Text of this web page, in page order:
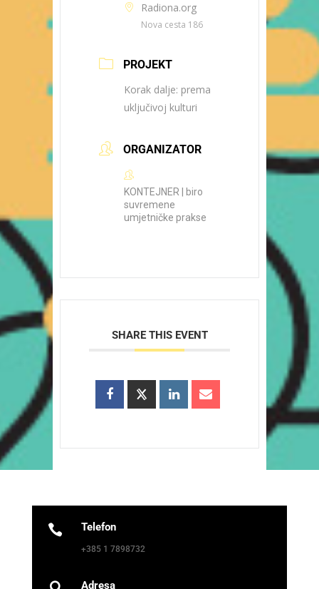
Radiona.org
Nova cesta 186
PROJEKT
Korak dalje: prema
uključivoj kulturi
ORGANIZATOR
KONTEJNER | biro
suvremene
umjetničke prakse
SHARE THIS EVENT
 Telefon
+385 1 7898732
Adresa